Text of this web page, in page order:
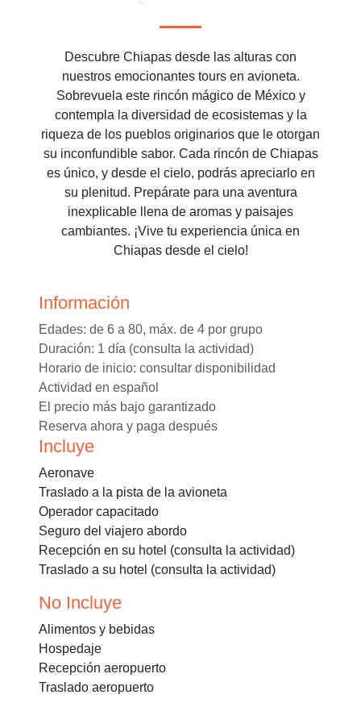
Descubre Chiapas desde las alturas con
nuestros emocionantes tours en avioneta.
Sobrevuela este rincón mágico de México y
contempla la diversidad de ecosistemas y la
riqueza de los pueblos originarios que le otorgan
su inconfundible sabor. Cada rincón de Chiapas
es único, y desde el cielo, podrás apreciarlo en
su plenitud. Prepárate para una aventura
inexplicable llena de aromas y paisajes
cambiantes. ¡Vive tu experiencia única en
Chiapas desde el cielo!
Información
Edades: de 6 a 80, máx. de 4 por grupo
Duración: 1 día (consulta la actividad)
Horario de inicio: consultar disponibilidad
Actividad en español
El precio más bajo garantizado
Reserva ahora y paga después
Incluye
Aeronave
Traslado a la pista de la avioneta
Operador capacitado
Seguro del viajero abordo
Recepción en su hotel (consulta la actividad)
Traslado a su hotel (consulta la actividad)
No Incluye
Alimentos y bebidas
Hospedaje
Recepción aeropuerto
Traslado aeropuerto